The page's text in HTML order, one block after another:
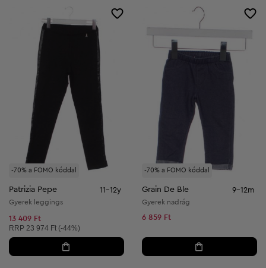
-70% a FOMO kóddal
Patrizia Pepe 11-12y
Gyerek leggings
13 409 Ft
Ajánlott ár:
RRP 23 974 Ft (-44%)
-70% a FOMO kóddal
Grain De Ble 9-12m
Gyerek nadrág
6 859 Ft